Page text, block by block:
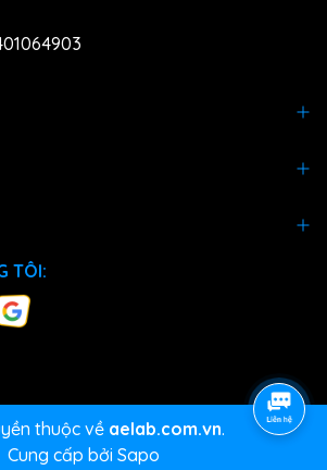
TÔI:
thuộc về aelab.com.vn.
Cung cấp bởi Sapo